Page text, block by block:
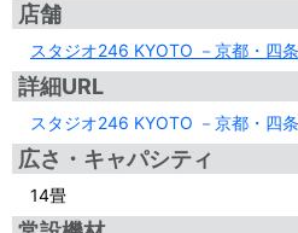
店舗
スタジオ246 KYOTO －京都・四
詳細URL
スタジオ246 KYOTO －京都・四
広さ・キャパシティ
14畳